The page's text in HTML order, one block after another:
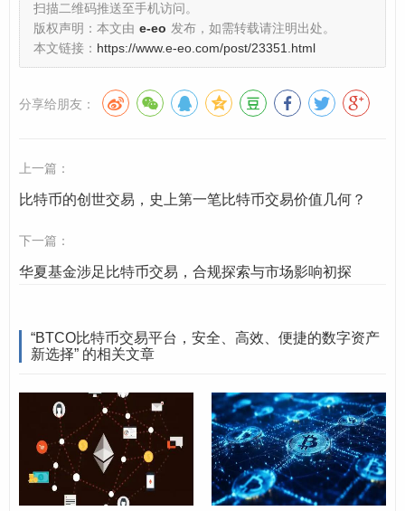
专业投资者，平台则配备了实时行情图表、技术分析工具
及高级订单类型（如限价单、止损单等），满足多样化交
易需求。
BTCO支持多终端访问，用户可通过网页端、iOS及Andro
实现“指尖上的数字资产交易”。
户身份真实、交易来源合法，BTCO定期公布平台运营数
赢得市场信任。
用户至上：完善服务，助力资产增值
BTCO始终将用户需求放在首位，提供7×24小时多语言客
扫描二维码推送至手机访问。
版权声明：本文由 e-eo 发布，如需转载请注明出处。
本文链接： https://www.e-eo.com/post/23351.html
分享给朋友：
上一篇：
比特币的创世交易，史上第一笔比特币交易价值几何？
下一篇：
华夏基金涉足比特币交易，合规探索与市场影响初探
“BTCO比特币交易平台，安全、高效、便捷的数字资产
新选择” 的相关文章